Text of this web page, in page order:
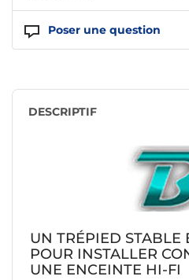
Poser une question
DESCRIPTIF
UN TRÉPIED STABLE
POUR INSTALLER
UNE ENCEINTE HI-FI